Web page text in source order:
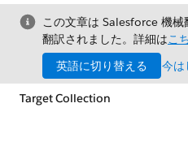
この文章は Salesforce 機
翻訳されました。詳細はこ
英語に切り替える
今は
Target Collection